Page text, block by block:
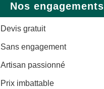
Nos engagements
Devis gratuit
Sans engagement
Artisan passionné
Prix imbattable